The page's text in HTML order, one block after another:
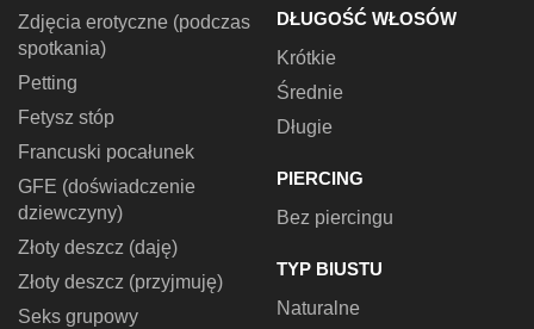
Zdjęcia erotyczne (podczas
spotkania)
Petting
Fetysz stóp
Francuski pocałunek
GFE (doświadczenie
dziewczyny)
Złoty deszcz (daję)
Złoty deszcz (przyjmuję)
Seks grupowy
DŁUGOŚĆ WŁOSÓW
Krótkie
Średnie
Długie
PIERCING
Bez piercingu
TYP BIUSTU
Naturalne